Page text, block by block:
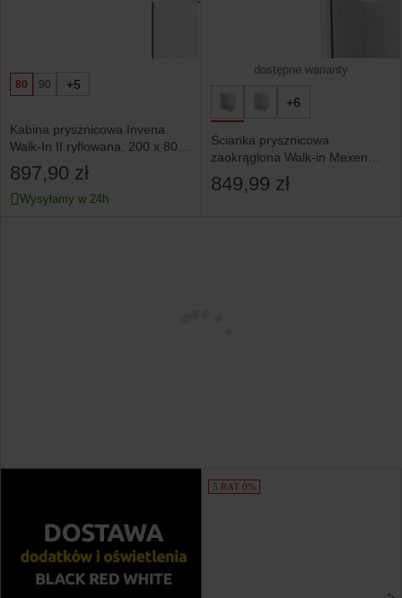
80 90 +5
Kabina prysznicowa Invena
Walk-In II ryflowana, 200 x 80
cm
897,90 zł
Wysyłamy w 24h
dostępne warianty
+6
Ścianka prysznicowa
zaokrąglona Walk-in Mexen
Kioto L 80 x 200 cm
849,99 zł
5 RAT 0%